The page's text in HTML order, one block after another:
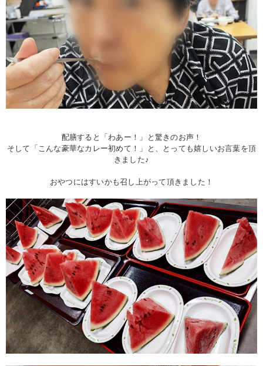
配膳すると「わあー！」と驚きのお声！
そして「こんな豪華なカレー初めて！」と、とっても嬉しいお言葉を頂
きました♪
おやつにはすいかも召し上がって頂きました！